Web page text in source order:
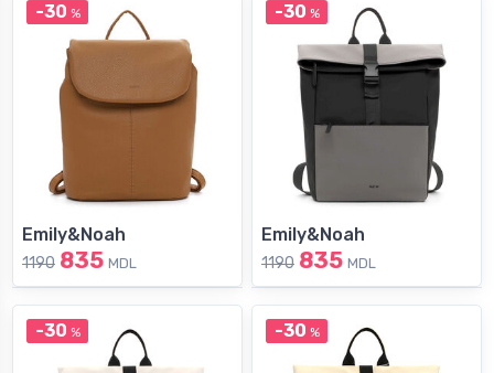
-30 %
Emily&Noah
1190 835 MDL
-30 %
Emily&Noah
1190 835 MDL
-30 % -30 %